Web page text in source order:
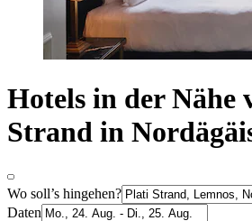
Hotels in der Nähe
Strand in
Wo soll’s hingehen?
Daten